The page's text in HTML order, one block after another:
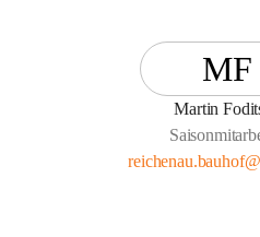
MF
Martin